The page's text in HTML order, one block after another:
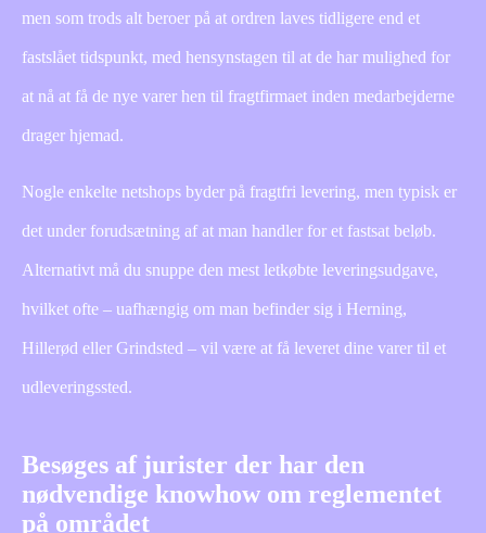
men som trods alt beroer på at ordren laves tidligere end et
fastslået tidspunkt, med hensynstagen til at de har mulighed for
at nå at få de nye varer hen til fragtfirmaet inden medarbejderne
drager hjemad.
Nogle enkelte netshops byder på fragtfri levering, men typisk er
det under forudsætning af at man handler for et fastsat beløb.
Alternativt må du snuppe den mest letkøbte leveringsudgave,
hvilket ofte – uafhængig om man befinder sig i Herning,
Hillerød eller Grindsted – vil være at få leveret dine varer til et
udleveringssted.
Besøges af jurister der har den
nødvendige knowhow om reglementet
på området